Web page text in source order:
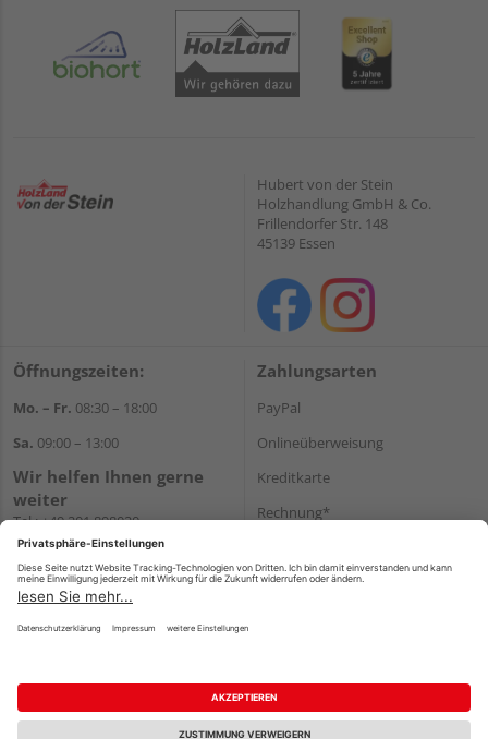
Hubert von der Stein
Holzhandlung GmbH & Co.
Frillendorfer Str. 148
45139 Essen
Öffnungszeiten:
Mo. – Fr. 08:30 – 18:00
Sa. 09:00 – 13:00
Wir helfen Ihnen gerne
weiter
Tel.:+49 201 898020
E-Mail:shop@vonderstein.de
Zahlungsarten
PayPal
Onlineüberweisung
Kreditkarte
Rechnung*
Versand
Impressum AGB Widerruf
Datenschutz
Reservierungsbedingungen
Vertrag widerrufen